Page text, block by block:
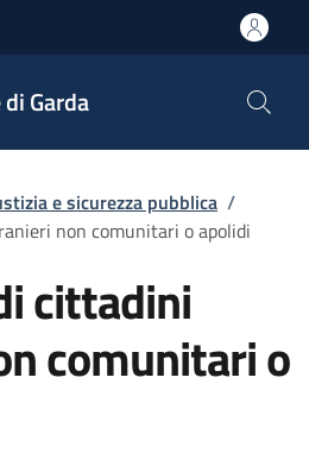
Garda
e sicurezza pubblica /
non comunitari o apolidi
cittadini
comunitari o